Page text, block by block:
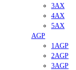
3AX
4AX
5AX
AGP
1AGP
2AGP
3AGP